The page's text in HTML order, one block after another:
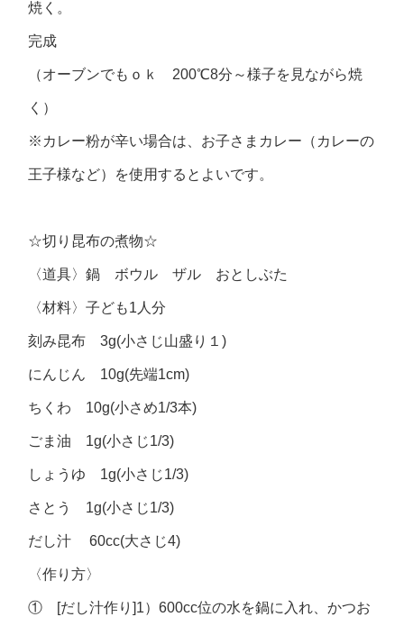
焼く。
完成
（オーブンでもｏｋ 200℃8分～様子を見ながら焼
く）
※カレー粉が辛い場合は、お子さまカレー（カレーの
王子様など）を使用するとよいです。
☆切り昆布の煮物☆
〈道具〉鍋 ボウル ザル おとしぶた
〈材料〉子ども1人分
刻み昆布 3g(小さじ山盛り１)
にんじん 10g(先端1cm)
ちくわ 10g(小さめ1/3本)
ごま油 1g(小さじ1/3)
しょうゆ 1g(小さじ1/3)
さとう 1g(小さじ1/3)
だし汁 60cc(大さじ4)
〈作り方〉
① [だし汁作り]1）600cc位の水を鍋に入れ、かつお